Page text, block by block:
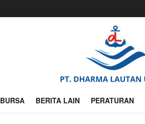
BURSA BERITA LAIN PERATURAN